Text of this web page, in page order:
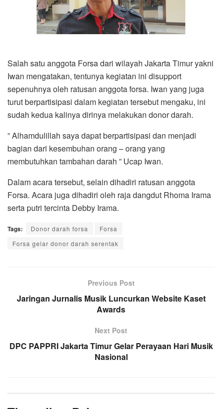
Salah satu anggota Forsa dari wilayah Jakarta Timur yakni
Iwan mengatakan, tentunya kegiatan ini disupport
sepenuhnya oleh ratusan anggota forsa. Iwan yang juga
turut berpartisipasi dalam kegiatan tersebut mengaku, ini
sudah kedua kalinya dirinya melakukan donor darah.
” Alhamdulillah saya dapat berpartisipasi dan menjadi
bagian dari kesembuhan orang – orang yang
membutuhkan tambahan darah ” Ucap Iwan.
Dalam acara tersebut, selain dihadiri ratusan anggota
Forsa. Acara juga dihadiri oleh raja dangdut Rhoma Irama
serta putri tercinta Debby Irama.
Tags: Donor darah forsa
Forsa
Forsa gelar donor darah serentak
Previous Post
Jaringan Jurnalis Musik Luncurkan Website Kaset
Awards
Next Post
DPC PAPPRI Jakarta Timur Gelar Perayaan Hari Musik
Nasional